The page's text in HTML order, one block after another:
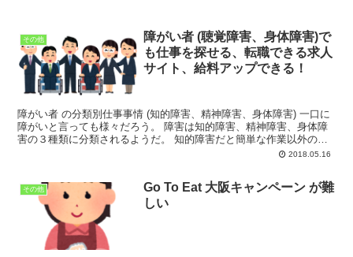
その他
障がい者 (聴覚障害、身体障害)で
も仕事を探せる、転職できる求人
サイト、給料アップできる！
障がい者 の分類別仕事事情 (知的障害、精神障害、身体障害) 一口に
障がいと言っても様々だろう。 障害は知的障害、精神障害、身体障
害の３種類に分類されるようだ。 知的障害だと簡単な作業以外の就
2018.05.16
その他
Go To Eat 大阪キャンペーン が難
しい